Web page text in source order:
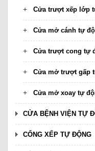
Cửa trượt xếp lớp
Cửa mở cánh tự
Cửa trượt cong tự
Cửa mở trượt gấp
Cửa mở xoay tự
CỬA BỆNH VIỆN TỰ
CỔNG XẾP TỰ ĐỘNG